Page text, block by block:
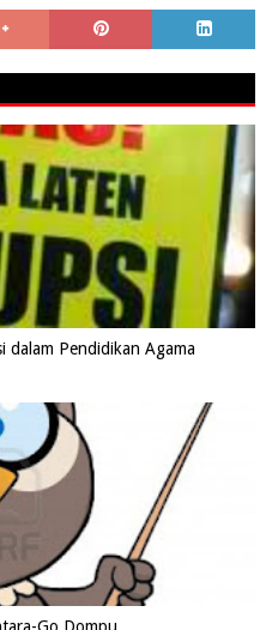
Pendidikan Agama